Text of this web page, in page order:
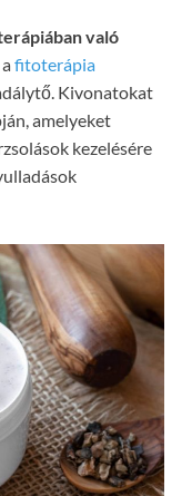
való
fitoterápia
Kivonatokat
amelyeket
kezelésére